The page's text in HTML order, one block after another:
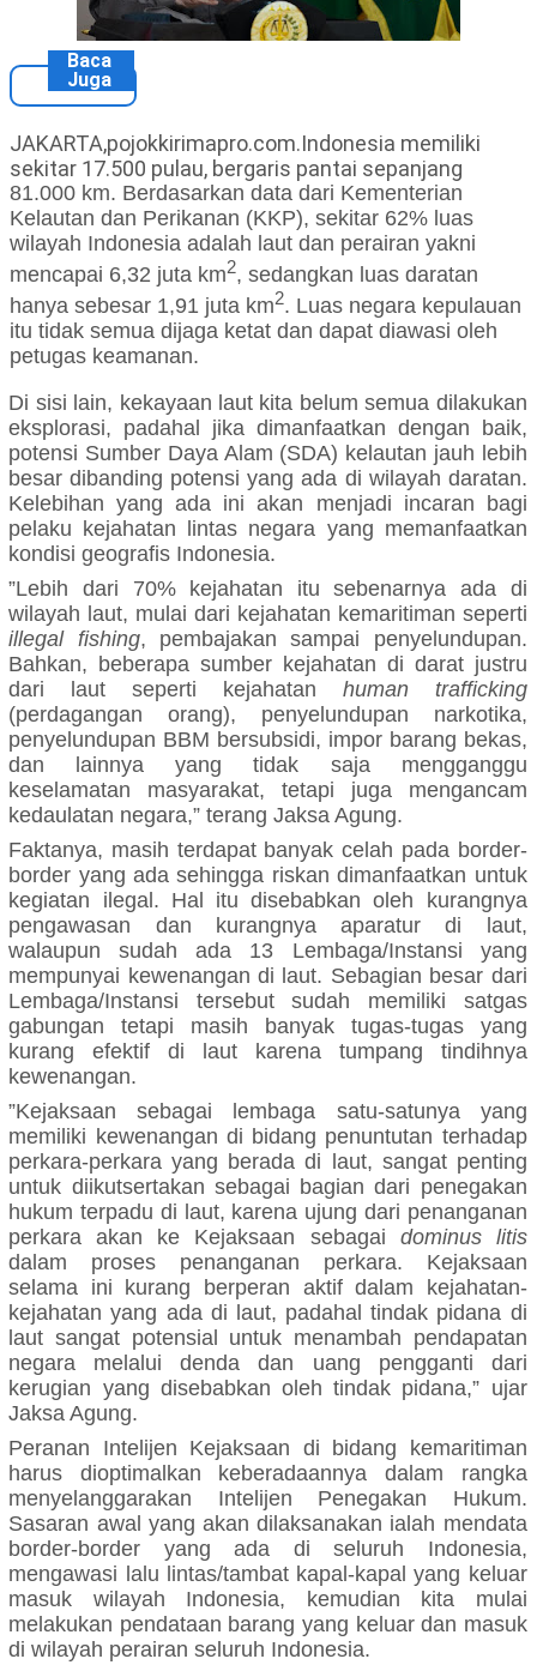
Baca
Juga
JAKARTA,pojokkirimapro.com.Indonesia memiliki
sekitar 17.500 pulau, bergaris pantai sepanjang
81.000 km. Berdasarkan data dari Kementerian
Kelautan dan Perikanan (KKP), sekitar 62% luas
wilayah Indonesia adalah laut dan perairan yakni
mencapai 6,32 juta km2, sedangkan luas daratan
hanya sebesar 1,91 juta km2. Luas negara kepulauan
itu tidak semua dijaga ketat dan dapat diawasi oleh
petugas keamanan.
Di sisi lain, kekayaan laut kita belum semua dilakukan
eksplorasi, padahal jika dimanfaatkan dengan baik,
potensi Sumber Daya Alam (SDA) kelautan jauh lebih
besar dibanding potensi yang ada di wilayah daratan.
Kelebihan yang ada ini akan menjadi incaran bagi
pelaku kejahatan lintas negara yang memanfaatkan
kondisi geografis Indonesia.
”Lebih dari 70% kejahatan itu sebenarnya ada di
wilayah laut, mulai dari kejahatan kemaritiman seperti
illegal fishing, pembajakan sampai penyelundupan.
Bahkan, beberapa sumber kejahatan di darat justru
dari laut seperti kejahatan human trafficking
(perdagangan orang), penyelundupan narkotika,
penyelundupan BBM bersubsidi, impor barang bekas,
dan lainnya yang tidak saja mengganggu
keselamatan masyarakat, tetapi juga mengancam
kedaulatan negara,” terang Jaksa Agung.
Faktanya, masih terdapat banyak celah pada border-
border yang ada sehingga riskan dimanfaatkan untuk
kegiatan ilegal. Hal itu disebabkan oleh kurangnya
pengawasan dan kurangnya aparatur di laut,
walaupun sudah ada 13 Lembaga/Instansi yang
mempunyai kewenangan di laut. Sebagian besar dari
Lembaga/Instansi tersebut sudah memiliki satgas
gabungan tetapi masih banyak tugas-tugas yang
kurang efektif di laut karena tumpang tindihnya
kewenangan.
”Kejaksaan sebagai lembaga satu-satunya yang
memiliki kewenangan di bidang penuntutan terhadap
perkara-perkara yang berada di laut, sangat penting
untuk diikutsertakan sebagai bagian dari penegakan
hukum terpadu di laut, karena ujung dari penanganan
perkara akan ke Kejaksaan sebagai dominus litis
dalam proses penanganan perkara. Kejaksaan
selama ini kurang berperan aktif dalam kejahatan-
kejahatan yang ada di laut, padahal tindak pidana di
laut sangat potensial untuk menambah pendapatan
negara melalui denda dan uang pengganti dari
kerugian yang disebabkan oleh tindak pidana,” ujar
Jaksa Agung.
Peranan Intelijen Kejaksaan di bidang kemaritiman
harus dioptimalkan keberadaannya dalam rangka
menyelanggarakan Intelijen Penegakan Hukum.
Sasaran awal yang akan dilaksanakan ialah mendata
border-border yang ada di seluruh Indonesia,
mengawasi lalu lintas/tambat kapal-kapal yang keluar
masuk wilayah Indonesia, kemudian kita mulai
melakukan pendataan barang yang keluar dan masuk
di wilayah perairan seluruh Indonesia.